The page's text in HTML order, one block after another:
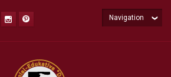
Navigation